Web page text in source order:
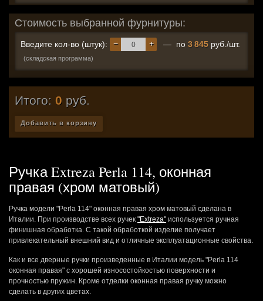
Стоимость выбранной фурнитуры:
Введите кол-во (штук): +
− — по 3 845 руб./шт.
(складская программа)
Итого: 0 руб.
Добавить в корзину
Ручка Extreza Perla 114, оконная
правая (хром матовый)
Ручка модели "Perla 114" оконная правая хром матовый сделана в
Италии. При производстве всех ручек "Extreza" используется ручная
финишная обработка. С такой обработкой изделие получает
привлекательный внешний вид и отличные эксплуатационные свойства.
Как и все дверные ручки произведенные в Италии модель "Perla 114
оконная правая" с хорошей износостойкостью поверхности и
прочностью пружин. Кроме отделки оконная правая ручку можно
сделать в других цветах.